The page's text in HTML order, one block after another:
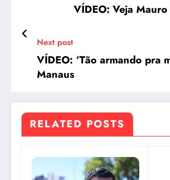
VÍDEO: Veja
Next post
VÍDEO: ‘Tão armando pra
Manaus
RELATED POSTS